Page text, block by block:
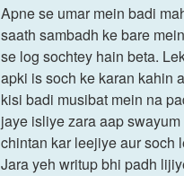
to
Mujhe
sexy
bhabhi
bahut…
by
Manoj
Apne
se
umar
mein
badi…
Apne se umar mein badi
saath sambadh ke bare
se log sochtey hain beta.
apki is soch ke karan kahin
kisi badi musibat mein na
jaye isliye zara aap swayum
chintan kar leejiye aur soch
Jara yeh writup bhi padh